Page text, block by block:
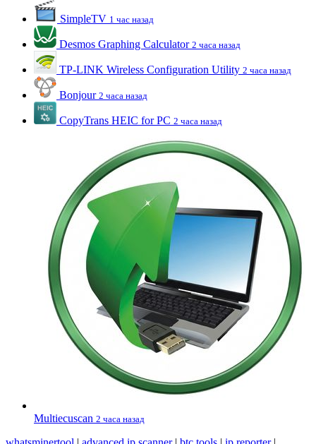
SimpleTV 1 час назад
Desmos Graphing Calculator 2 часа назад
TP-LINK Wireless Configuration Utility 2 часа назад
Bonjour 2 часа назад
CopyTrans HEIC for PC 2 часа назад
Multiecuscan 2 часа назад